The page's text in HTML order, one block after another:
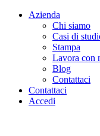
Azienda
Chi siamo
Casi di
Stampa
Lavora con
Blog
Contattaci
Contattaci
Accedi